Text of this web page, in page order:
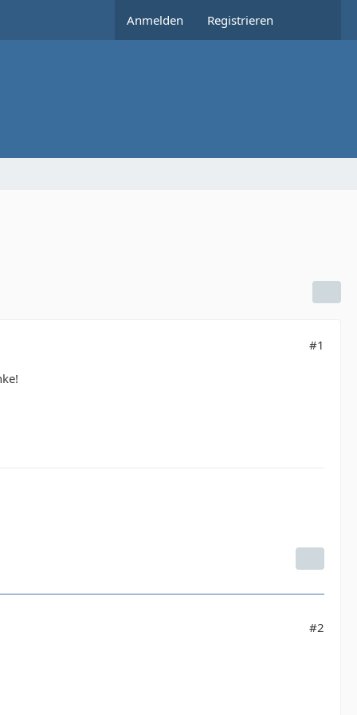
Anmelden Registrieren
#1
#2